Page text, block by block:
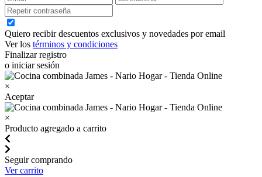
Quiero recibir descuentos exclusivos y novedades por email
Ver los términos y condiciones
Finalizar registro
o iniciar sesión
×
Aceptar
×
Producto agregado a carrito
Seguir comprando
Ver carrito